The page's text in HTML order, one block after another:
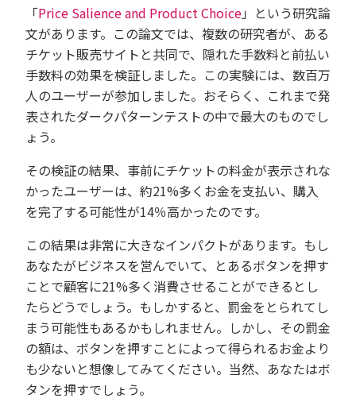
「Price Salience and Product Choice」という研究論
文があります。 この論文では、複数の研究者が、ある
チケット販売サイトと共同で、隠れた手数料と前払い
手数料の効果を検証しました。 この実験には、数百万
人のユーザーが参加しました。おそらく、これまで発
表されたダークパターンテストの中で最大のものでし
ょう。
その検証の結果、事前にチケットの料金が表示されな
かったユーザーは、約21%多くお金を支払い、購入
を完了する可能性が14％高かったのです。
この結果は非常に大きなインパクトがあります。 もし
あなたがビジネスを営んでいて、とあるボタンを押す
ことで顧客に21%多く消費させることができるとし
たらどうでしょう。 もしかすると、罰金をとられてし
まう可能性もあるかもしれません。 しかし、 その罰金
の額は、ボタンを押すことによって得られるお金より
も少ないと想像してみてください。当然、あなたはボ
タンを押すでしょう。